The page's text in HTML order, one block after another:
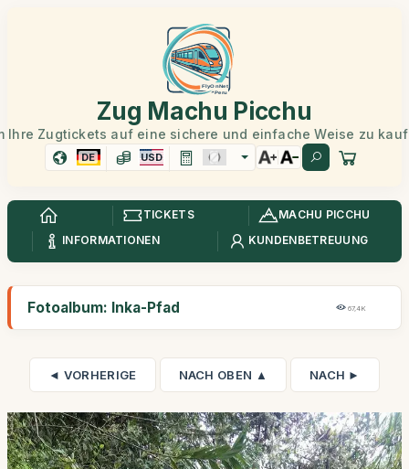
Zug Machu Picchu
Ihre Zugtickets auf eine sichere und einfache Weise zu
DE USD
TICKETS
MACHU PICCHU
INFORMATIONEN
KUNDENBETREUUNG
Fotoalbum: Inka-Pfad 67,4K
◄ VORHERIGE NACH OBEN ▲ NACH ►